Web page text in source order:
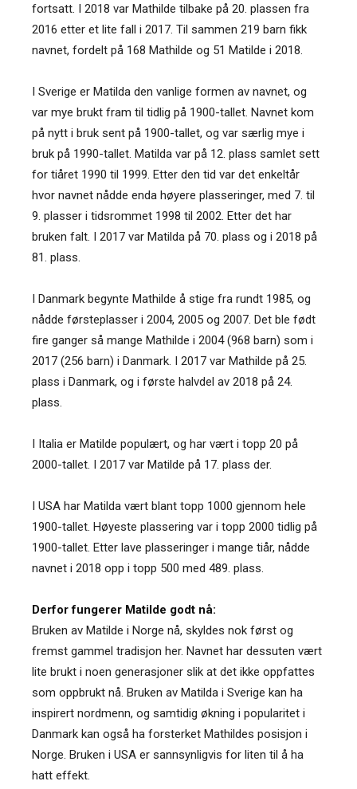
fortsatt. I 2018 var Mathilde tilbake på 20. plassen fra
2016 etter et lite fall i 2017. Til sammen 219 barn fikk
navnet, fordelt på 168 Mathilde og 51 Matilde i 2018.
I Sverige er Matilda den vanlige formen av navnet, og
var mye brukt fram til tidlig på 1900-tallet. Navnet kom
på nytt i bruk sent på 1900-tallet, og var særlig mye i
bruk på 1990-tallet. Matilda var på 12. plass samlet sett
for tiåret 1990 til 1999. Etter den tid var det enkeltår
hvor navnet nådde enda høyere plasseringer, med 7. til
9. plasser i tidsrommet 1998 til 2002. Etter det har
bruken falt. I 2017 var Matilda på 70. plass og i 2018 på
81. plass.
I Danmark begynte Mathilde å stige fra rundt 1985, og
nådde førsteplasser i 2004, 2005 og 2007. Det ble født
fire ganger så mange Mathilde i 2004 (968 barn) som i
2017 (256 barn) i Danmark. I 2017 var Mathilde på 25.
plass i Danmark, og i første halvdel av 2018 på 24.
plass.
I Italia er Matilde populært, og har vært i topp 20 på
2000-tallet. I 2017 var Matilde på 17. plass der.
I USA har Matilda vært blant topp 1000 gjennom hele
1900-tallet. Høyeste plassering var i topp 2000 tidlig på
1900-tallet. Etter lave plasseringer i mange tiår, nådde
navnet i 2018 opp i topp 500 med 489. plass.
Derfor fungerer Matilde godt nå:
Bruken av Matilde i Norge nå, skyldes nok først og
fremst gammel tradisjon her. Navnet har dessuten vært
lite brukt i noen generasjoner slik at det ikke oppfattes
som oppbrukt nå. Bruken av Matilda i Sverige kan ha
inspirert nordmenn, og samtidig økning i popularitet i
Danmark kan også ha forsterket Mathildes posisjon i
Norge. Bruken i USA er sannsynligvis for liten til å ha
hatt effekt.